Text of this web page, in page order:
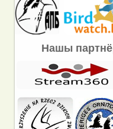
Нашы